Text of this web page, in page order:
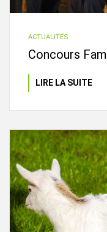
ACTUALITÉS
Concours
LIRE LA SUITE